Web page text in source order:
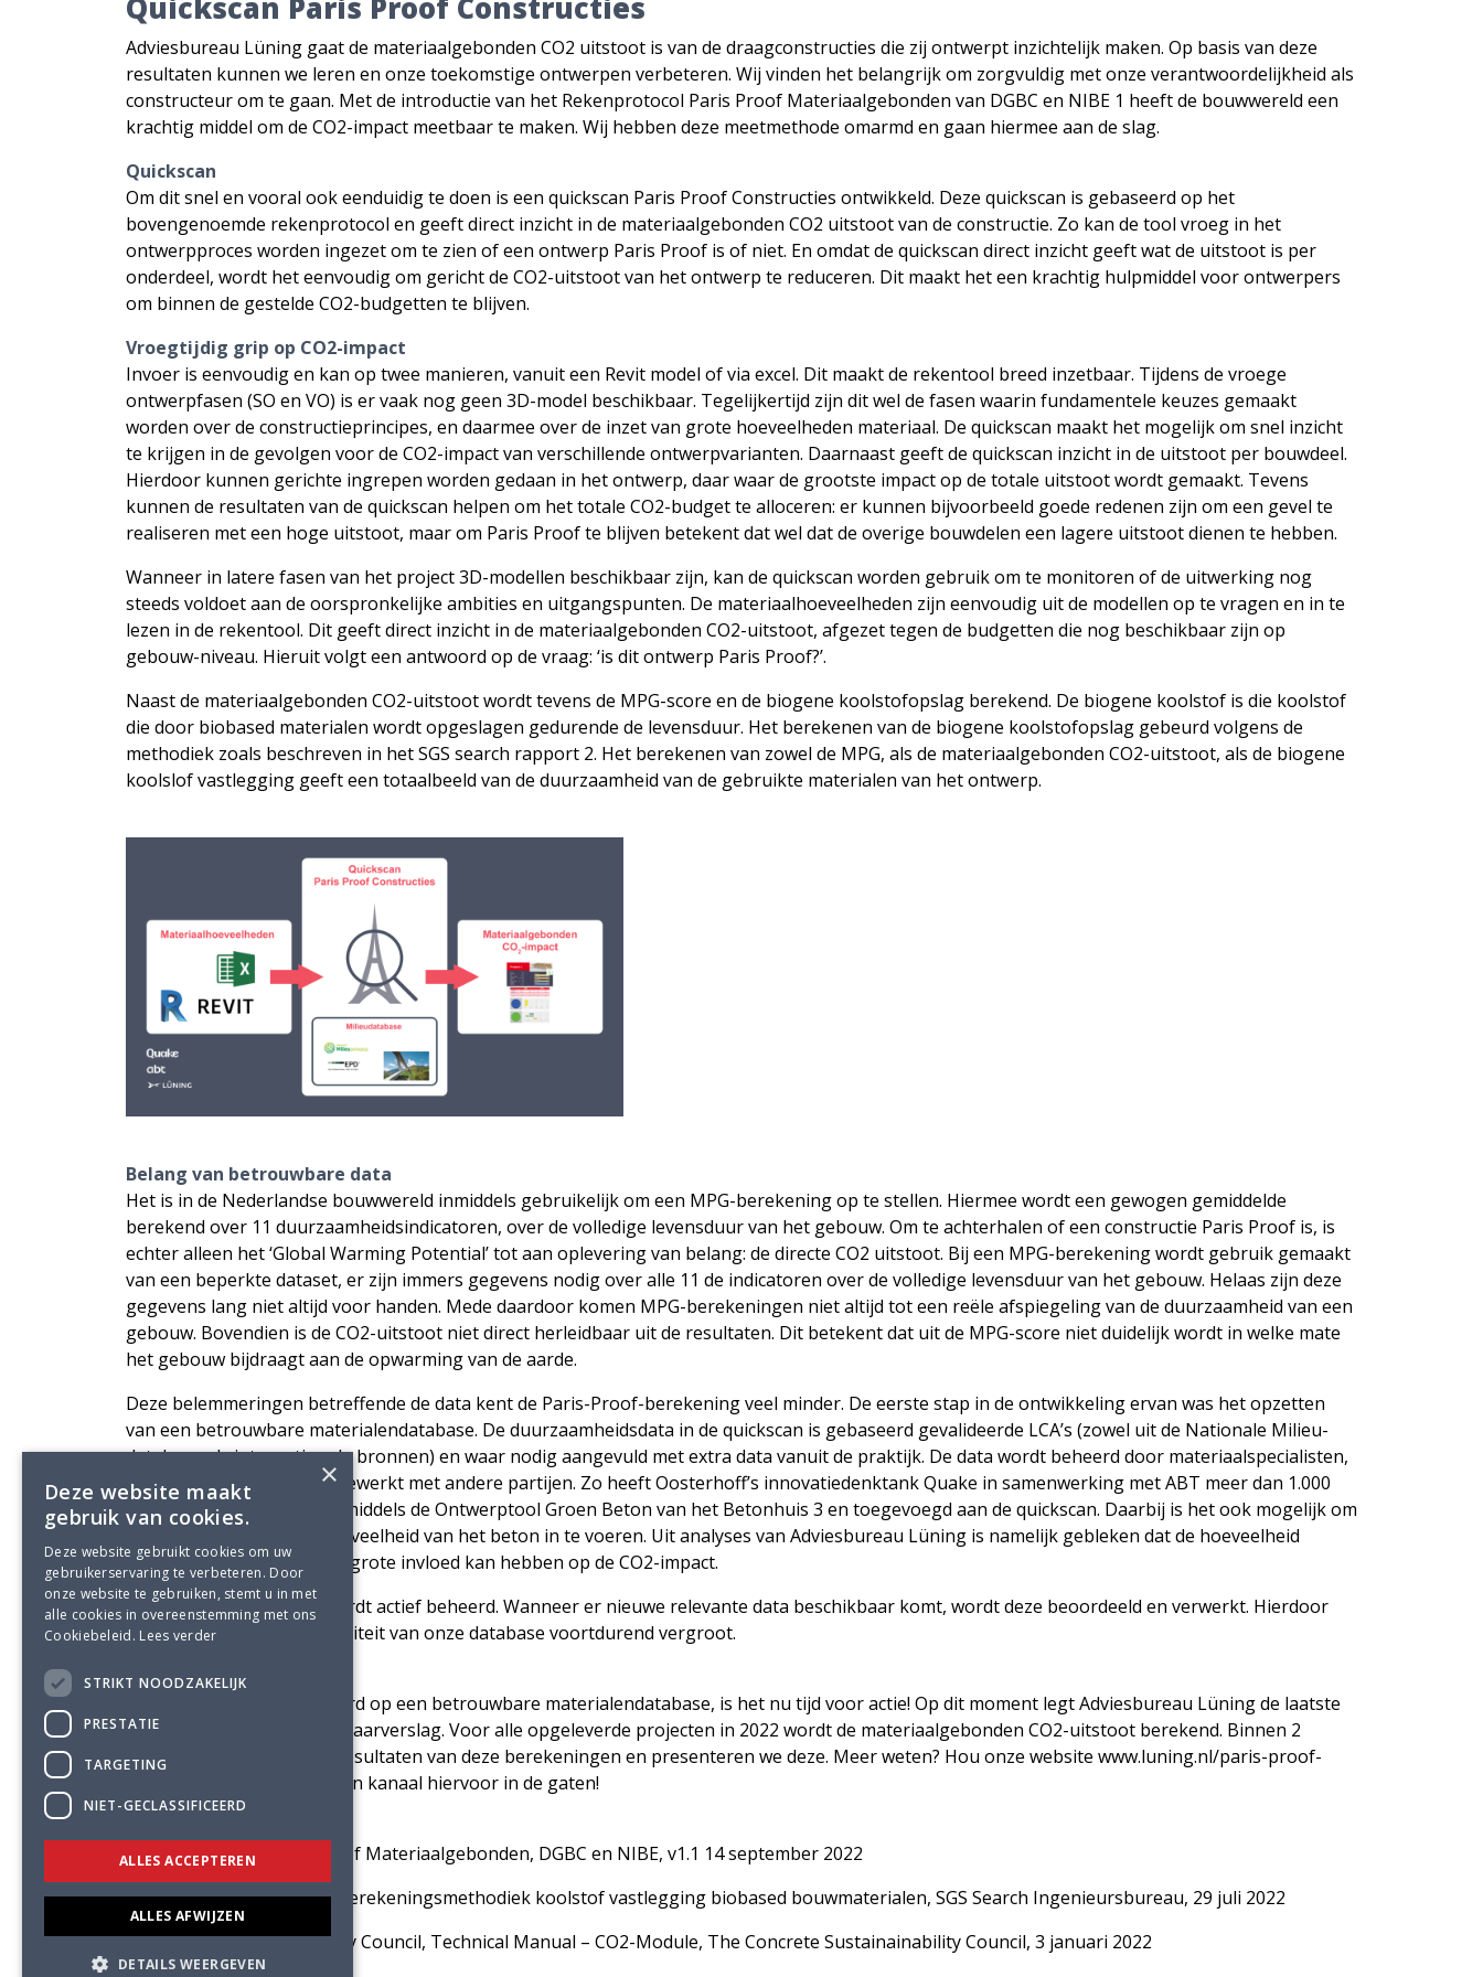
Quickscan Paris Proof Constructies
Adviesbureau Lüning gaat de materiaalgebonden CO2 uitstoot is van de draagconstructies die zij ontwerpt inzichtelijk maken. Op basis van deze
resultaten kunnen we leren en onze toekomstige ontwerpen verbeteren. Wij vinden het belangrijk om zorgvuldig met onze verantwoordelijkheid als
constructeur om te gaan. Met de introductie van het Rekenprotocol Paris Proof Materiaalgebonden van DGBC en NIBE 1 heeft de bouwwereld een
krachtig middel om de CO2-impact meetbaar te maken. Wij hebben deze meetmethode omarmd en gaan hiermee aan de slag.
Quickscan
Om dit snel en vooral ook eenduidig te doen is een quickscan Paris Proof Constructies ontwikkeld. Deze quickscan is gebaseerd op het
bovengenoemde rekenprotocol en geeft direct inzicht in de materiaalgebonden CO2 uitstoot van de constructie. Zo kan de tool vroeg in het
ontwerpproces worden ingezet om te zien of een ontwerp Paris Proof is of niet. En omdat de quickscan direct inzicht geeft wat de uitstoot is per
onderdeel, wordt het eenvoudig om gericht de CO2-uitstoot van het ontwerp te reduceren. Dit maakt het een krachtig hulpmiddel voor ontwerpers
om binnen de gestelde CO2-budgetten te blijven.
Vroegtijdig grip op CO2-impact
Invoer is eenvoudig en kan op twee manieren, vanuit een Revit model of via excel. Dit maakt de rekentool breed inzetbaar. Tijdens de vroege
ontwerpfasen (SO en VO) is er vaak nog geen 3D-model beschikbaar. Tegelijkertijd zijn dit wel de fasen waarin fundamentele keuzes gemaakt
worden over de constructieprincipes, en daarmee over de inzet van grote hoeveelheden materiaal. De quickscan maakt het mogelijk om snel inzicht
te krijgen in de gevolgen voor de CO2-impact van verschillende ontwerpvarianten. Daarnaast geeft de quickscan inzicht in de uitstoot per bouwdeel.
Hierdoor kunnen gerichte ingrepen worden gedaan in het ontwerp, daar waar de grootste impact op de totale uitstoot wordt gemaakt. Tevens
kunnen de resultaten van de quickscan helpen om het totale CO2-budget te alloceren: er kunnen bijvoorbeeld goede redenen zijn om een gevel te
realiseren met een hoge uitstoot, maar om Paris Proof te blijven betekent dat wel dat de overige bouwdelen een lagere uitstoot dienen te hebben.
Wanneer in latere fasen van het project 3D-modellen beschikbaar zijn, kan de quickscan worden gebruik om te monitoren of de uitwerking nog
steeds voldoet aan de oorspronkelijke ambities en uitgangspunten. De materiaalhoeveelheden zijn eenvoudig uit de modellen op te vragen en in te
lezen in de rekentool. Dit geeft direct inzicht in de materiaalgebonden CO2-uitstoot, afgezet tegen de budgetten die nog beschikbaar zijn op
gebouw-niveau. Hieruit volgt een antwoord op de vraag: ‘is dit ontwerp Paris Proof?’.
Naast de materiaalgebonden CO2-uitstoot wordt tevens de MPG-score en de biogene koolstofopslag berekend. De biogene koolstof is die koolstof
die door biobased materialen wordt opgeslagen gedurende de levensduur. Het berekenen van de biogene koolstofopslag gebeurd volgens de
methodiek zoals beschreven in het SGS search rapport 2. Het berekenen van zowel de MPG, als de materiaalgebonden CO2-uitstoot, als de biogene
koolslof vastlegging geeft een totaalbeeld van de duurzaamheid van de gebruikte materialen van het ontwerp.
Belang van betrouwbare data
Het is in de Nederlandse bouwwereld inmiddels gebruikelijk om een MPG-berekening op te stellen. Hiermee wordt een gewogen gemiddelde
berekend over 11 duurzaamheidsindicatoren, over de volledige levensduur van het gebouw. Om te achterhalen of een constructie Paris Proof is, is
echter alleen het ‘Global Warming Potential’ tot aan oplevering van belang: de directe CO2 uitstoot. Bij een MPG-berekening wordt gebruik gemaakt
van een beperkte dataset, er zijn immers gegevens nodig over alle 11 de indicatoren over de volledige levensduur van het gebouw. Helaas zijn deze
gegevens lang niet altijd voor handen. Mede daardoor komen MPG-berekeningen niet altijd tot een reële afspiegeling van de duurzaamheid van een
gebouw. Bovendien is de CO2-uitstoot niet direct herleidbaar uit de resultaten. Dit betekent dat uit de MPG-score niet duidelijk wordt in welke mate
het gebouw bijdraagt aan de opwarming van de aarde.
Deze belemmeringen betreffende de data kent de Paris-Proof-berekening veel minder. De eerste stap in de ontwikkeling ervan was het opzetten
van een betrouwbare materialendatabase. De duurzaamheidsdata in de quickscan is gebaseerd gevalideerde LCA’s (zowel uit de Nationale Milieu-
database als internationale bronnen) en waar nodig aangevuld met extra data vanuit de praktijk. De data wordt beheerd door materiaalspecialisten,
waarbij wordt ook samengewerkt met andere partijen. Zo heeft Oosterhoff’s innovatiedenktank Quake in samenwerking met ABT meer dan 1.000
betonmengsels berekend middels de Ontwerptool Groen Beton van het Betonhuis 3 en toegevoegd aan de quickscan. Daarbij is het ook mogelijk om
separaat de wapeningshoeveelheid van het beton in te voeren. Uit analyses van Adviesbureau Lüning is namelijk gebleken dat de hoeveelheid
toegepast wapeningsstaal grote invloed kan hebben op de CO2-impact.
De materialendatabase wordt actief beheerd. Wanneer er nieuwe relevante data beschikbaar komt, wordt deze beoordeeld en verwerkt. Hierdoor
wordt de kwantiteit en kwaliteit van onze database voortdurend vergroot.
Aan de slag!
Met de quickscan, gebaseerd op een betrouwbare materialendatabase, is het nu tijd voor actie! Op dit moment legt Adviesbureau Lüning de laatste
hand aan haar eerste CO2-jaarverslag. Voor alle opgeleverde projecten in 2022 wordt de materiaalgebonden CO2-uitstoot berekend. Binnen 2
weken verwachten we de resultaten van deze berekeningen en presenteren we deze. Meer weten? Hou onze website www.luning.nl/paris-proof-
constructies en ons Linkedin kanaal hiervoor in de gaten!
1 Rekenprotocol Paris Proof Materiaalgebonden, DGBC en NIBE, v1.1 14 september 2022
2 Onderzoek rapportage Berekeningsmethodiek koolstof vastlegging biobased bouwmaterialen, SGS Search Ingenieursbureau, 29 juli 2022
3 Concrete Sustainainability Council, Technical Manual – CO2-Module, The Concrete Sustainainability Council, 3 januari 2022
×
Deze website maakt
gebruik van cookies.
Deze website gebruikt cookies om uw
gebruikerservaring te verbeteren. Door
onze website te gebruiken, stemt u in met
alle cookies in overeenstemming met ons
Cookiebeleid. Lees verder
STRIKT NOODZAKELIJK
PRESTATIE
TARGETING
NIET-GECLASSIFICEERD
ALLES ACCEPTEREN
ALLES AFWIJZEN
DETAILS WEERGEVEN